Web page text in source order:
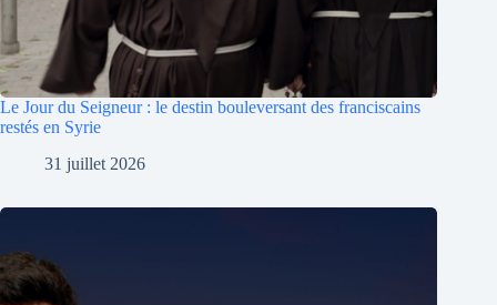
Le Jour du Seigneur : le destin bouleversant des franciscains
restés en Syrie
31 juillet 2026